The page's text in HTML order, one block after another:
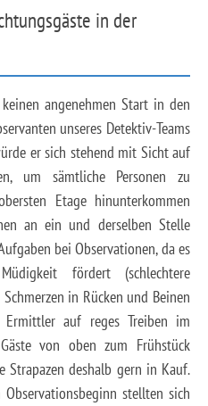
in der
angenehmen Start in den
unseres Detektiv-Teams
er sich stehend mit Sicht auf
um sämtliche Personen zu
Etage hinunterkommen
an ein und derselben Stelle
bei Observationen, da es
fördert (schlechtere
in Rücken und Beinen
Ermittler auf reges Treiben im
von oben zum Frühstück
Strapazen deshalb gern in Kauf.
stellten sich